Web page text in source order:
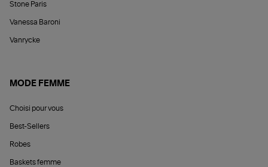
Stone Paris
Vanessa Baroni
Vanrycke
MODE FEMME
Choisi pour vous
Best-Sellers
Robes
Baskets femme